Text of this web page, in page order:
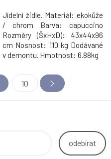
Jídelní židle. Materiál: ekokůže
/ chrom Barva: capuccino
Rozměry (ŠxHxD): 43x44x96
cm Nosnost: 110 kg Dodávané
v demontu. Hmotnost: 6.88kg
10
odebírat